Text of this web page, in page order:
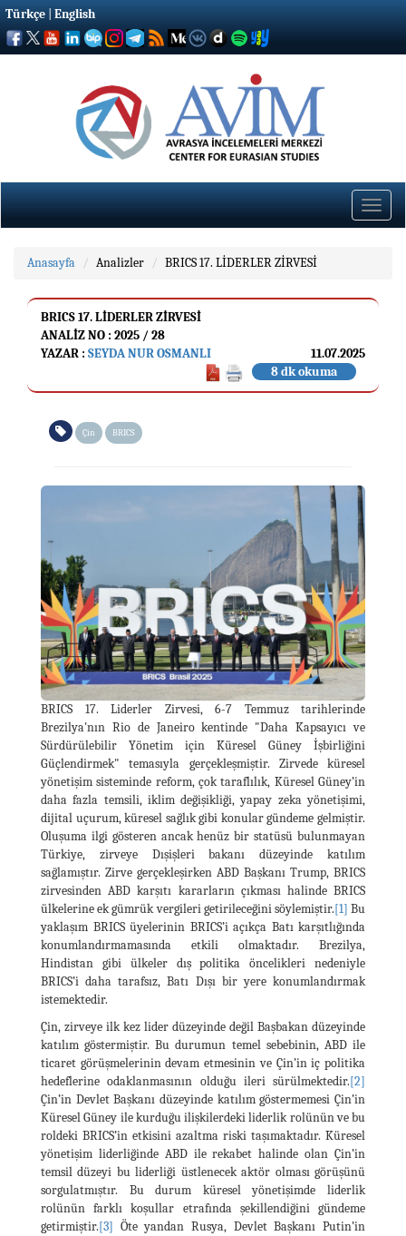
Türkçe English
Toggle
Anasayfa Analizler BRICS 17. LİDERLER ZİRVESİ
BRICS 17. LİDERLER ZİRVESİ
ANALIZ NO : 2025 / 28
YAZAR : SEYDA NUR OSMANLI
11.07.2025
8 dk okuma
Çin BRICS
BRICS 17. Liderler Zirvesi, 6-7 Temmuz tarihlerinde
Brezilya'nın Rio de Janeiro kentinde "Daha Kapsayıcı ve
Sürdürülebilir Yönetim için Küresel Güney İşbirliğini
Güçlendirmek" temasıyla gerçekleşmiştir. Zirvede küresel
yönetişim sisteminde reform, çok taraflılık, Küresel Güney’in
daha fazla temsili, iklim değişikliği, yapay zeka yönetişimi,
dijital uçurum, küresel sağlık gibi konular gündeme gelmiştir.
Oluşuma ilgi gösteren ancak henüz bir statüsü bulunmayan
Türkiye, zirveye Dışişleri bakanı düzeyinde katılım
sağlamıştır. Zirve gerçekleşirken ABD Başkanı Trump, BRICS
zirvesinden ABD karşıtı kararların çıkması halinde BRICS
ülkelerine ek gümrük vergileri getirileceğini söylemiştir.[1] Bu
yaklaşım BRICS üyelerinin BRICS’i açıkça Batı karşıtlığında
konumlandırmamasında etkili olmaktadır. Brezilya,
Hindistan gibi ülkeler dış politika öncelikleri nedeniyle
BRICS’i daha tarafsız, Batı Dışı bir yere konumlandırmak
istemektedir.
Çin, zirveye ilk kez lider düzeyinde değil Başbakan düzeyinde
katılım göstermiştir. Bu durumun temel sebebinin, ABD ile
ticaret görüşmelerinin devam etmesinin ve Çin’in iç politika
hedeflerine odaklanmasının olduğu ileri sürülmektedir.[2]
Çin’in Devlet Başkanı düzeyinde katılım göstermemesi Çin’in
Küresel Güney ile kurduğu ilişkilerdeki liderlik rolünün ve bu
roldeki BRICS’in etkisini azaltma riski taşımaktadır. Küresel
yönetişim liderliğinde ABD ile rekabet halinde olan Çin’in
temsil düzeyi bu liderliği üstlenecek aktör olması görüşünü
sorgulatmıştır. Bu durum küresel yönetişimde liderlik
rolünün farklı koşullar etrafında şekillendiğini gündeme
getirmiştir.[3] Öte yandan Rusya, Devlet Başkanı Putin’in